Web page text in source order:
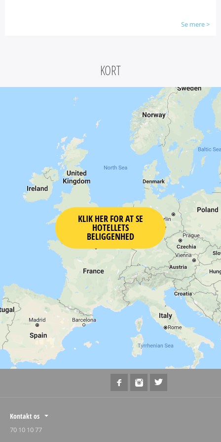
Se mere>
KORT
KLIK HER FOR AT SE
HOTELLETS
BELIGGENHED
Kontakt os
70 10 10 77